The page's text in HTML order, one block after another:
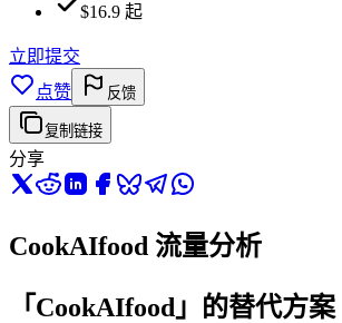
$16.9 起
立即提交
点赞
反馈
复制链接
分享
CookAIfood 流量分析
「CookAIfood」的替代方案